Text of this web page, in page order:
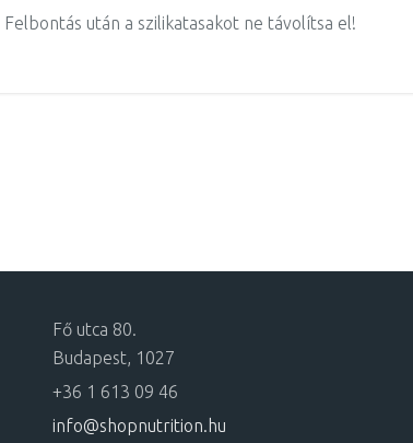
Felbontás után a szilikatasakot ne távolítsa el!
Fő utca 80.
Budapest, 1027
+36 1 613 09 46
info@shopnutrition.hu